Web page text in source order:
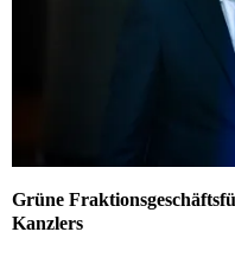
Grüne
Kanzlers